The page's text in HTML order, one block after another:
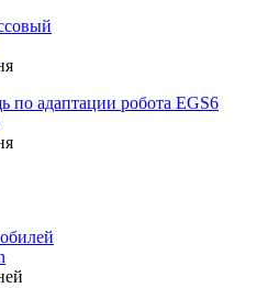
по адаптации робота EGS6